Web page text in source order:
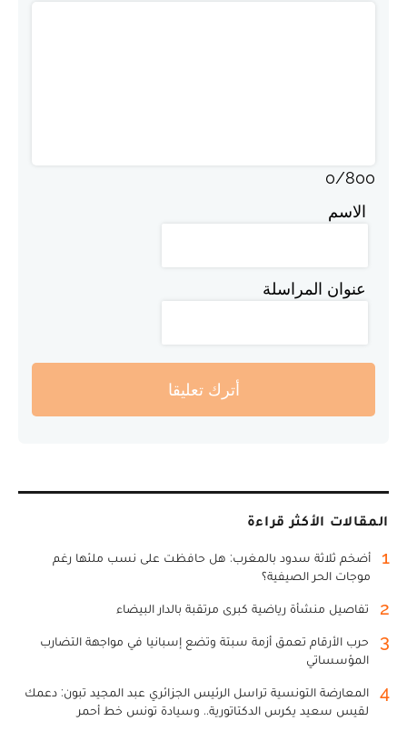
0/800
الاسم
عنوان المراسلة
أترك تعليقا
المقالات الأكثر قراءة
1
أضخم ثلاثة سدود بالمغرب: هل حافظت على نسب ملئها رغم
موجات الحر الصيفية؟
2 تفاصيل منشأة رياضية كبرى مرتقبة بالدار البيضاء
3
حرب الأرقام تعمق أزمة سبتة وتضع إسبانيا في مواجهة التضارب
المؤسساتي
4
المعارضة التونسية تراسل الرئيس الجزائري عبد المجيد تبون: دعمك
لقيس سعيد يكرس الدكتاتورية.. وسيادة تونس خط أحمر